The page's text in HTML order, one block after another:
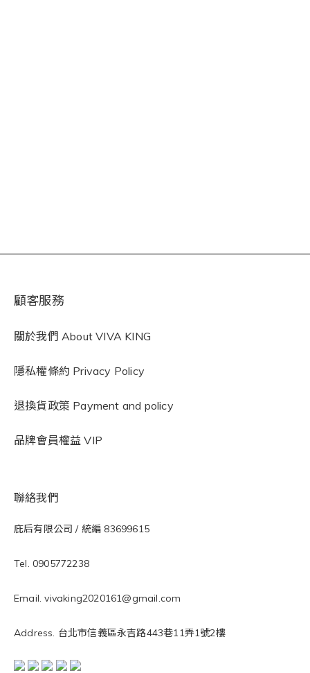
顧客服務
關於我們 About VIVA KING
隱私權條約 Privacy Policy
退換貨政策 Payment and policy
品牌會員權益 VIP
聯絡我們
庇后有限公司 / 統編 83699615
Tel. 0905772238
Email. vivaking2020161@gmail.com
Address. 台北市信義區永吉路443巷11弄1號2樓